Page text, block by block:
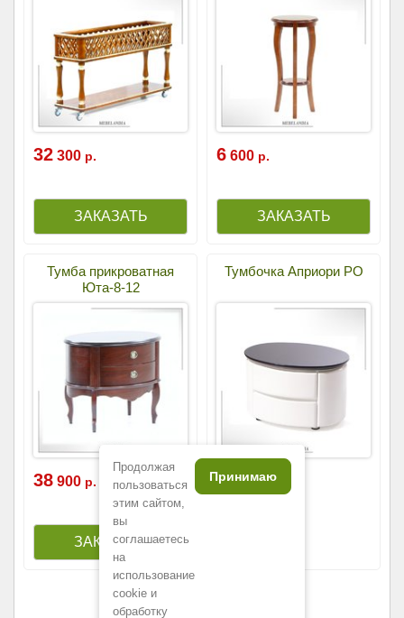
32 300 р. 6 600 р.
Тумба прикроватная
Юта-8-12
38 900 р.
Тумбочка Априори РО
78 320р.
Продолжая
пользоваться
этим сайтом,
вы
соглашаетесь
на
использование
cookie и
обработку
Принимаю